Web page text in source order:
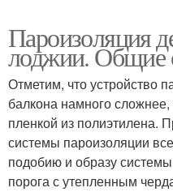
Пароизоляция
лоджии. Общие
Отметим, что устройство
балкона намного
пленкой из полиэтилена.
системы пароизоляции
подобию и образу
порога с утепленным